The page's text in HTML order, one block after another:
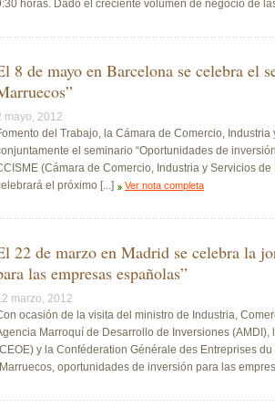
horas. Dado el creciente volumen de negocio de
8 de mayo en Barcelona se celebra el
mayo, 2012
del Trabajo, la Cámara de Comercio,
el seminario “Oportunidades de
(Cámara de Comercio, Industria y Servicios
el próximo [...]
Ver nota completa
22 de marzo en Madrid se celebra la
las empresas españolas”
marzo, 2012
ocasión de la visita del ministro de Industria,
Marroquí de Desarrollo de Inversiones
y la Conféderation Générale des Entreprises
oportunidades de inversión para las